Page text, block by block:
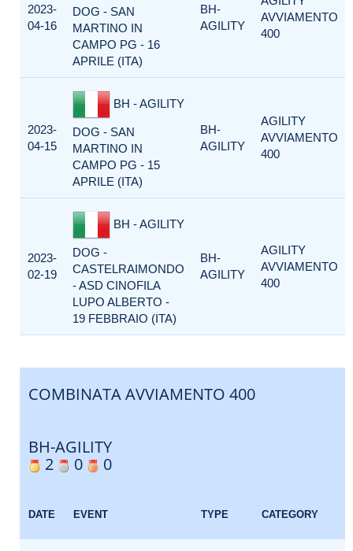
2023-
04-16
DOG - SAN
MARTINO IN
CAMPO PG - 16
APRILE (ITA)
BH-
AGILITY
AVVIAMENTO
400
2023-
04-15
BH - AGILITY
DOG - SAN
MARTINO IN
CAMPO PG - 15
APRILE (ITA)
BH-
AGILITY
AGILITY
AVVIAMENTO
400
2023-
02-19
BH - AGILITY
DOG -
CASTELRAIMONDO
- ASD CINOFILA
LUPO ALBERTO -
19 FEBBRAIO (ITA)
BH-
AGILITY
AGILITY
AVVIAMENTO
400
COMBINATA AVVIAMENTO 400
BH-AGILITY
2
0 0
DATE EVENT TYPE CATEGORY